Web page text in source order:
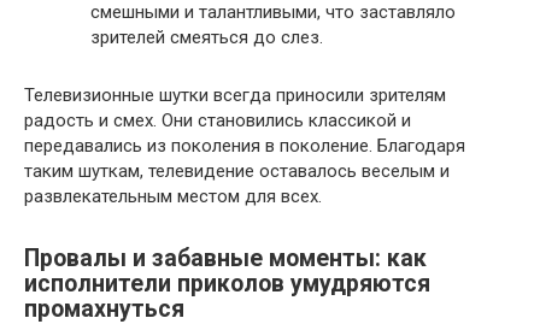
смешными и талантливыми, что заставляло
зрителей смеяться до слез.
Телевизионные шутки всегда приносили зрителям
радость и смех. Они становились классикой и
передавались из поколения в поколение. Благодаря
таким шуткам, телевидение оставалось веселым и
развлекательным местом для всех.
Провалы и забавные моменты: как
исполнители приколов умудряются
промахнуться